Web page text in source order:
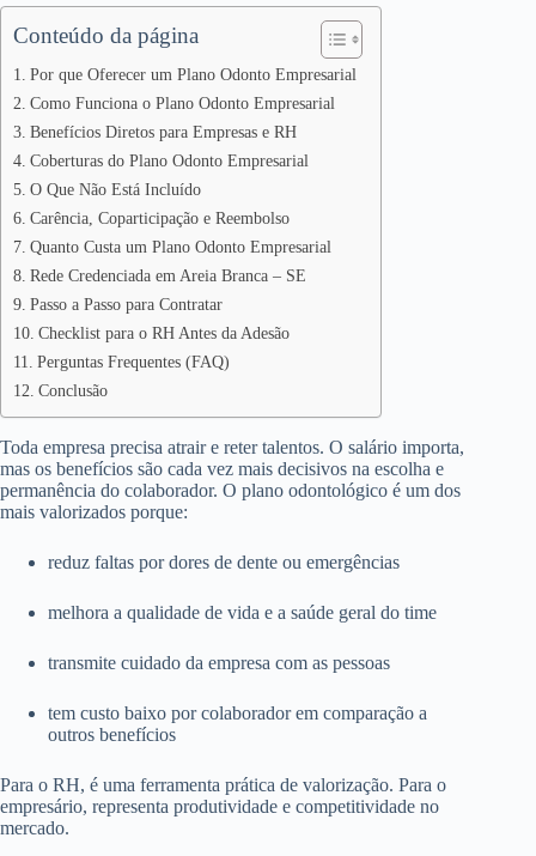
Conteúdo da página
Por que Oferecer um Plano Odonto Empresarial
Como Funciona o Plano Odonto Empresarial
Benefícios Diretos para Empresas e RH
Coberturas do Plano Odonto Empresarial
O Que Não Está Incluído
Carência, Coparticipação e Reembolso
Quanto Custa um Plano Odonto Empresarial
Rede Credenciada em Areia Branca – SE
Passo a Passo para Contratar
Checklist para o RH Antes da Adesão
Perguntas Frequentes (FAQ)
Conclusão
Toda empresa precisa atrair e reter talentos. O salário importa,
mas os benefícios são cada vez mais decisivos na escolha e
permanência do colaborador. O plano odontológico é um dos
mais valorizados porque:
reduz faltas por dores de dente ou emergências
melhora a qualidade de vida e a saúde geral do time
transmite cuidado da empresa com as pessoas
tem custo baixo por colaborador em comparação a
outros benefícios
Para o RH, é uma ferramenta prática de valorização. Para o
empresário, representa produtividade e competitividade no
mercado.